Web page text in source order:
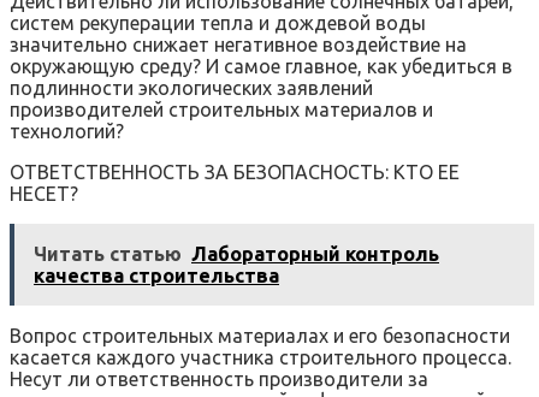
систем рекуперации тепла и дождевой воды
значительно снижает негативное воздействие на
окружающую среду? И самое главное, как убедиться в
подлинности экологических заявлений
производителей строительных материалов и
технологий?
ОТВЕТСТВЕННОСТЬ ЗА БЕЗОПАСНОСТЬ: КТО ЕЕ
НЕСЕТ?
Читать статью Лабораторный контроль
качества строительства
Вопрос строительных материалах и его безопасности
касается каждого участника строительного процесса.
Несут ли ответственность производители за